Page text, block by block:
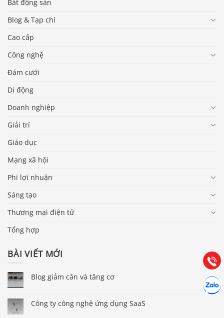
Bất động sản
Blog & Tạp chí
Cao cấp
Công nghệ
Đám cưới
Di động
Doanh nghiệp
Giải trí
Giáo dục
Mạng xã hội
Phi lợi nhuận
Sáng tạo
Thương mại điện tử
Tổng hợp
BÀI VIẾT MỚI
Blog giảm cân và tăng cơ
Công ty công nghệ ứng dụng SaaS
Gọi
(028) 22.166.144
Chát